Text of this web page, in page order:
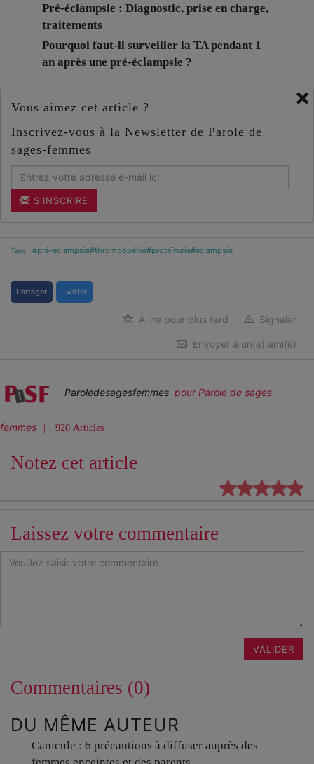
Pré-éclampsie : Diagnostic, prise en charge,
traitements
Pourquoi faut-il surveiller la TA pendant 1
an après une pré-éclampsie ?
×
Vous aimez cet article ?
Inscrivez-vous à la Newsletter de Parole de
sages-femmes
S'INSCRIRE
Tags : #pré-éclampsie#thrombopénie#proteïnurie#éclampsie
Partager Twitter
Signaler
À lire pour plus tard
Envoyer à un(e) ami(e)
Paroledesagesfemmes pour Parole de sages
femmes 920 Articles
Notez cet article
Laissez votre commentaire
VALIDER
Commentaires (0)
DU MÊME AUTEUR
Canicule : 6 précautions à diffuser auprès des